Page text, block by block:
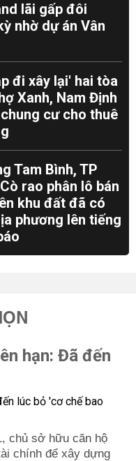
lãi gấp đôi
nhờ dự án Vân
đi xây lại' hai tòa
Xanh, Nam Định
cư cho thuê
Tam Bình, TP
rao phân lô bán
khu đất đã có
phương lên tiếng
hạn: Đã đến
chủ sở hữu căn hộ
chính để xây dựng